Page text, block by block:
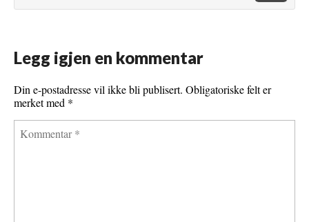
Legg igjen en kommentar
Din e-postadresse vil ikke bli publisert. Obligatoriske felt er
merket med *